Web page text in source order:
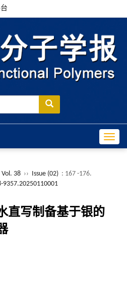
38 ›› Issue (02) : 167 -176.
9357.20250110001
直写制备基于银的